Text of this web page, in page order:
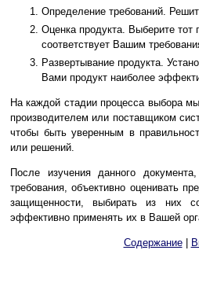
Определение требований.
Оценка продукта. Выберите тот
соответствует Вашим
Развертывание продукта.
Вами продукт наиболее
На каждой стадии процесса выбора
производителем или поставщиком
чтобы быть уверенным в
или решений.
После изучения данного
требования, объективно оценивать
защищенности, выбирать из них
эффективно применять их в Вашей
Содержание|